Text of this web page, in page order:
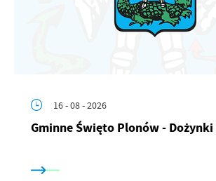
16 - 08 - 2026
Gminne Święto Plonów -